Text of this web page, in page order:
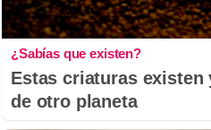
¿Sabías que existen?
Estas criaturas existen
de otro planeta